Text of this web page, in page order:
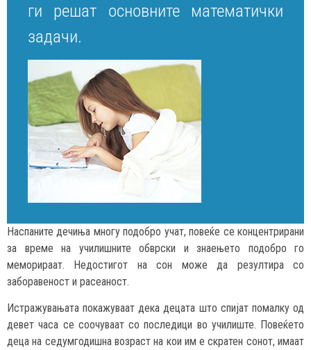
ги решат основните математички
задачи.
Наспаните дечиња многу подобро учат, повеќе се концентрирани
за време на училишните обврски и знаењето подобро го
меморираат. Недостигот на сон може да резултира со
заборавеност и расеаност.
Истражувањата покажуваат дека децата што спијат помалку од
девет часа се соочуваат со последици во училиште. Повеќето
деца на седумгодишна возраст на кои им е скратен сонот, имаат